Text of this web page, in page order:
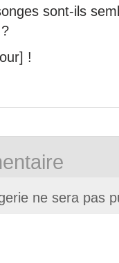
sont-ils
!
ne sera pas